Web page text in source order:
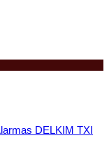
DELKIM TXI